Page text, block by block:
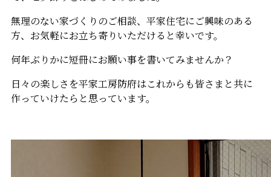
無理のない家づくりのご相談、平家住宅にご興味のある
方、お気軽にお立ち寄りいただけると幸いです。
何年ぶりかに短冊にお願い事を書いてみませんか？
日々の楽しさを平家工房防府はこれからも皆さまと共に
作っていけたらと思っています。